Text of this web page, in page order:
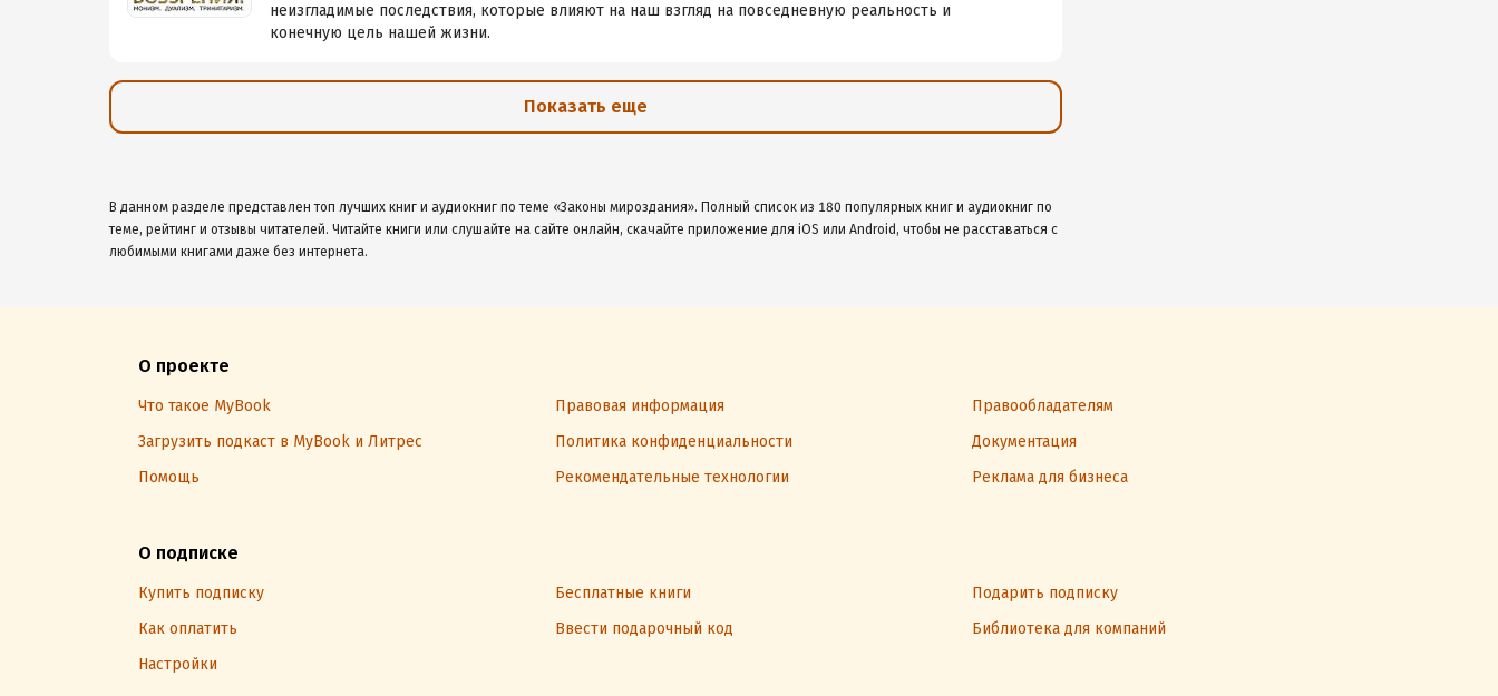
неизгладимые последствия, которые влияют на наш взгляд на повседневную реальность и
конечную цель нашей жизни.
Показать еще
В данном разделе представлен топ лучших книг и аудиокниг по теме «Законы мироздания». Полный список из 180 популярных книг и аудиокниг по
теме, рейтинг и отзывы читателей. Читайте книги или слушайте на сайте онлайн, скачайте приложение для iOS или Android, чтобы не расставаться с
любимыми книгами даже без интернета.
О проекте
Что такое MyBook Правовая информация
Правообладателям
Загрузить подкаст в MyBook и Литрес
Политика конфиденциальности
Документация
Помощь
Рекомендательные технологии Реклама для бизнеса
О подписке
Купить подписку Бесплатные книги
Подарить подписку
Как оплатить
Ввести подарочный код
Библиотека для компаний
Настройки